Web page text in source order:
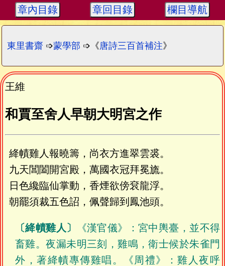
章內目錄 章回目錄 欄目導航
東里書齋 ➩蒙學部 ➩《唐詩三百首補注》
王維
和賈至舍人早朝大明宮之作
絳幘雞人報曉籌，尚衣方進翠雲裘。
九天閶闔開宮殿，萬國衣冠拜冕旒。
日色纔臨仙掌動，香煙欲傍袞龍浮。
朝罷須裁五色詔，佩聲歸到鳳池頭。
〔絳幘雞人〕
《漢官儀》：宮中輿臺，並不得
畜雞。夜漏未明三刻，雞鳴，衛士候於朱雀門
外，著絳幘專傳雞唱。《周禮》：雞人夜呼